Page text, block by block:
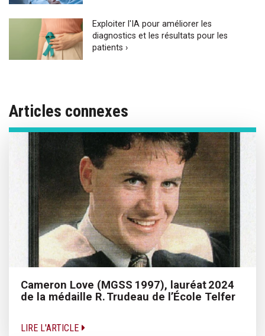
Exploiter l'IA pour améliorer les
diagnostics et les résultats pour les
patients ›
Articles connexes
Cameron Love (MGSS 1997), lauréat 2024
de la médaille R. Trudeau de l’École Telfer
LIRE L'ARTICLE